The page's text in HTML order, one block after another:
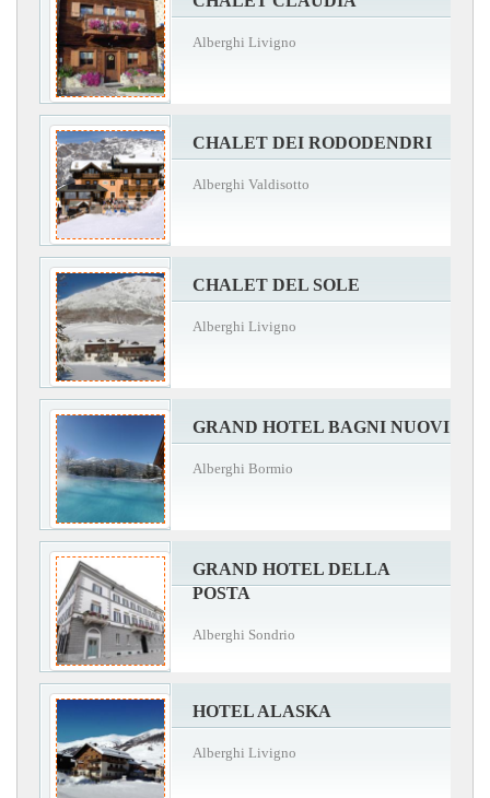
Alberghi Livigno
CHALET DEI RODODENDRI
Alberghi Valdisotto
CHALET DEL SOLE
Alberghi Livigno
GRAND HOTEL BAGNI NUOVI
Alberghi Bormio
GRAND HOTEL DELLA
POSTA
Alberghi Sondrio
HOTEL ALASKA
Alberghi Livigno